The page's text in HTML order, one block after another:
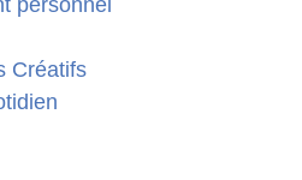
personnel
Créatifs